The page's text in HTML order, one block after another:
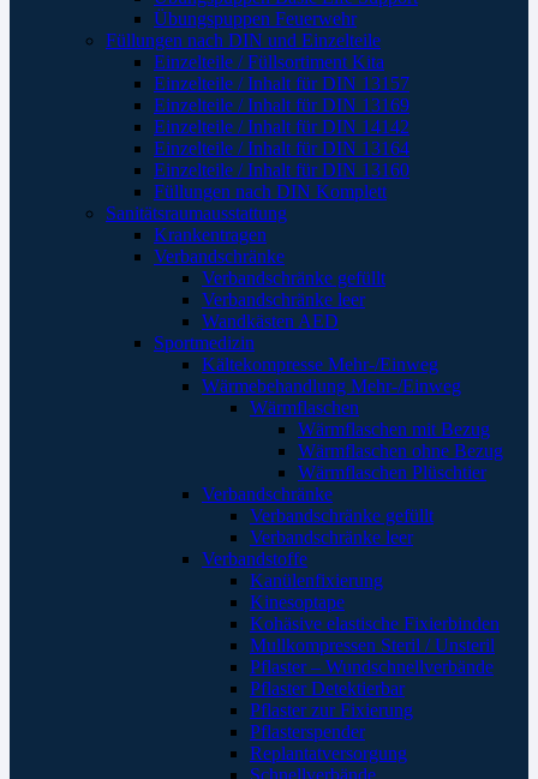
Übungspuppen Feuerwehr
Füllungen nach DIN und Einzelteile
Einzelteile / Füllsortiment Kita
Einzelteile / Inhalt für DIN 13157
Einzelteile / Inhalt für DIN 13169
Einzelteile / Inhalt für DIN 14142
Einzelteile / Inhalt für DIN 13164
Einzelteile / Inhalt für DIN 13160
Füllungen nach DIN Komplett
Sanitätsraumausstattung
Krankentragen
Verbandschränke
Verbandschränke gefüllt
Verbandschränke leer
Wandkästen AED
Sportmedizin
Kältekompresse Mehr-/Einweg
Wärmebehandlung Mehr-/Einweg
Wärmflaschen
Wärmflaschen mit Bezug
Wärmflaschen ohne Bezug
Wärmflaschen Plüschtier
Verbandschränke
Verbandschränke gefüllt
Verbandschränke leer
Verbandstoffe
Kanülenfixierung
Kinesoptape
Kohäsive elastische Fixierbinden
Mullkompressen Steril / Unsteril
Pflaster – Wundschnellverbände
Pflaster Detektierbar
Pflaster zur Fixierung
Pflasterspender
Replantatversorgung
Schnellverbände